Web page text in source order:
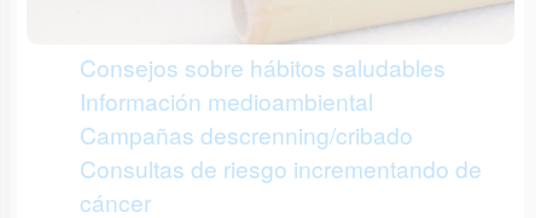
Consejos sobre hábitos saludables
Información medioambiental
Campañas descrenning/cribado
Consultas de riesgo incrementando de
cáncer